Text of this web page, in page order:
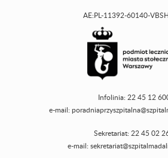
AE:PL-11392-60140-
Infolinia: 22 45 12
e-mail:
Sekretariat: 22 45 02
e-mail: